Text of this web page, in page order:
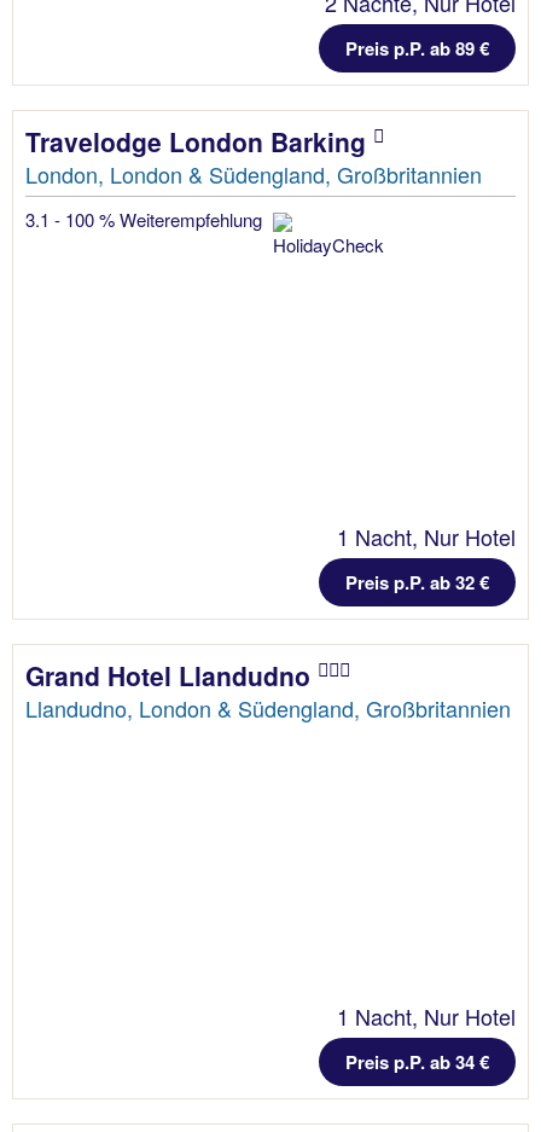
Preis p.P. ab 89 €
Travelodge London Barking
London, London & Südengland, Großbritannien
3.1 - 100 % Weiterempfehlung
1 Nacht, Nur Hotel
Preis p.P. ab 32 €
Grand Hotel Llandudno
Llandudno, London & Südengland, Großbritannien
1 Nacht, Nur Hotel
Preis p.P. ab 34 €